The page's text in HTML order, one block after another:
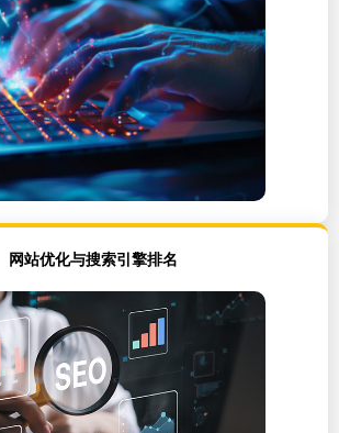
网站优化与搜索引擎排名